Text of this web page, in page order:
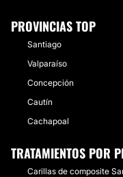
PROVINCIAS TOP
Santiago
Valparaíso
Concepción
Cautín
Cachapoal
TRATAMIENTOS POR
Carillas de composite